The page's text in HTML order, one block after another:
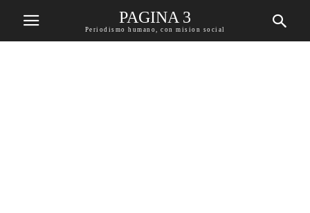
PAGINA 3
Periodismo humano, con mision social